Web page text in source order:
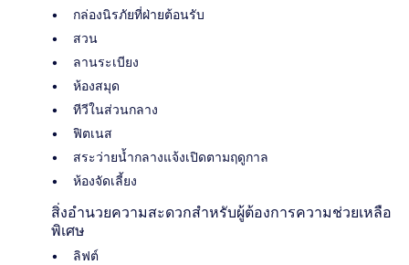
กล่องนิรภัยที่ฝ่ายต้อนรับ
สวน
ลานระเบียง
ห้องสมุด
ทีวีในส่วนกลาง
ฟิตเนส
สระว่ายน้ำกลางแจ้งเปิดตามฤดูกาล
ห้องจัดเลี้ยง
สิ่งอำนวยความสะดวกสำหรับผู้ต้องการความช่วยเหลือ
พิเศษ
ลิฟต์